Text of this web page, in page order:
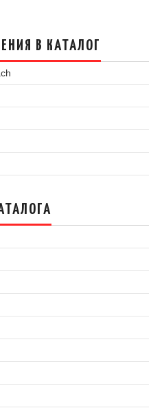
В КАТАЛОГ